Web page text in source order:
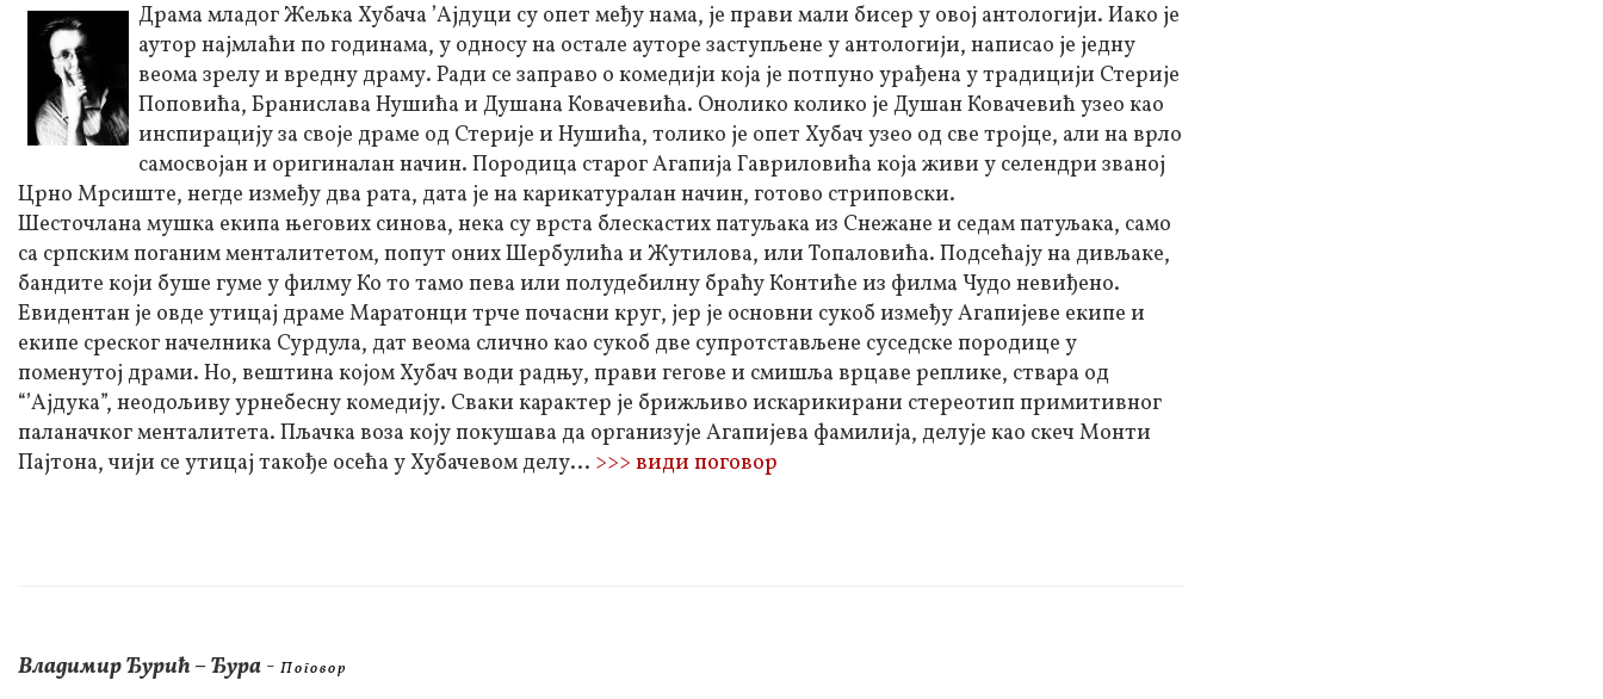
Драма младог Жељка Хубача ’Ајдуци су опет међу нама, је прави мали бисер у овој антологији. Иако је
аутор најмлаћи по годинама, у односу на остале ауторе заступљене у антологији, написао је једну
веома зрелу и вредну драму. Ради се заправо о комедији која је потпуно урађена у традицији Стерије
Поповића, Бранислава Нушића и Душана Ковачевића. Онолико колико је Душан Ковачевић узео као
инспирацију за своје драме од Стерије и Нушића, толико је опет Хубач узео од све тројце, али на врло
самосвојан и оригиналан начин. Породица старог Агапија Гавриловића која живи у селендри званој
Црно Мрсиште, негде између два рата, дата је на карикатуралан начин, готово стриповски.
Шесточлана мушка екипа његових синова, нека су врста блескастих патуљака из Снежане и седам патуљака, само
са српским поганим менталитетом, попут оних Шербулића и Жутилова, или Топаловића. Подсећају на дивљаке,
бандите који буше гуме у филму Ко то тамо пева или полудебилну браћу Контиће из филма Чудо невиђено.
Евидентан је овде утицај драме Маратонци трче почасни круг, јер је основни сукоб између Агапијеве екипе и
екипе среског начелника Сурдула, дат веома слично као сукоб две супротстављене суседске породице у
поменутој драми. Но, вештина којом Хубач води радњу, прави гегове и смишља врцаве реплике, ствара од
“’Ајдука”, неодољиву урнебесну комедију. Сваки карактер је брижљиво искарикирани стереотип примитивног
паланачког менталитета. Пљачка воза коју покушава да организује Агапијева фамилија, делује као скеч Монти
Пајтона, чији се утицај такође осећа у Хубачевом делу... >>> види поговор
Владимир Ђурић – Ђура - П о г о в о р